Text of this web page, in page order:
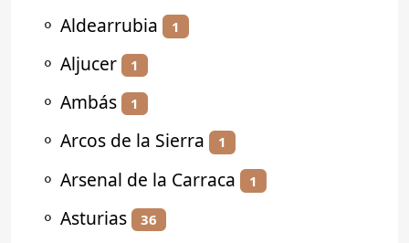
⚬ Aldearrubia 1
⚬ Aljucer 1
⚬ Ambás 1
⚬ Arcos de la Sierra 1
⚬ Arsenal de la Carraca 1
⚬ Asturias 36